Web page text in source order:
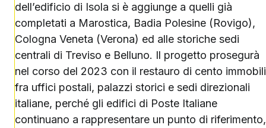
dell’edificio di Isola si è aggiunge a quelli già
completati a Marostica, Badia Polesine (Rovigo),
Cologna Veneta (Verona) ed alle storiche sedi
centrali di Treviso e Belluno. Il progetto prosegurà
nel corso del 2023 con il restauro di cento immobili
fra uffici postali, palazzi storici e sedi direzionali
italiane, perché gli edifici di Poste Italiane
continuano a rappresentare un punto di riferimento,